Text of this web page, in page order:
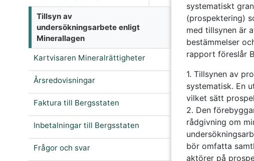
Tillsyn av
undersökningsarbete enligt
Minerallagen
Kartvisaren Mineralrättigheter
Årsredovisningar
Faktura till Bergsstaten
Inbetalningar till Bergsstaten
Frågor och svar
systematiskt
(prospektering)
med tillsynen är
bestämmelser
rapport föreslår
1. Tillsynen av
systematisk. En
vilket sätt
2. Den
rådgivning om
bör omfatta
aktörer på